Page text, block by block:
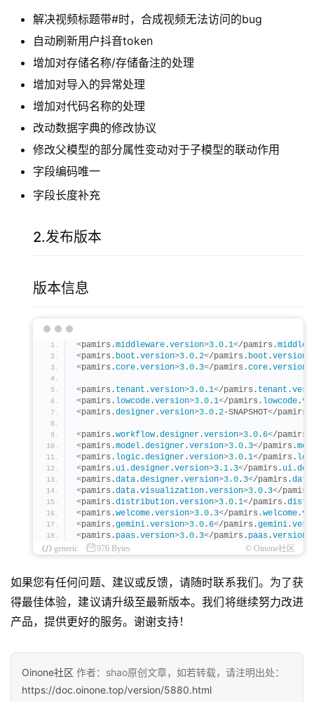
解决视频标题带#时，合成视频无法访问的bug
自动刷新用户抖音token
增加对存储名称/存储备注的处理
增加对导入的异常处理
增加对代码名称的处理
改动数据字典的修改协议
修改父模型的部分属性变动对于子模型的联动作用
字段编码唯一
字段长度补充
2.发布版本
版本信息
<pamirs.middleware .version>3.0 .1</pamirs.
<pamirs. boot .version>3.0 .2</pamirs. boot .version
<pamirs.core .version>3.0 . 3</pamirs.core .version
<pamirs. tenant .version>3.0 .1</pamirs. tenant .
<pamirs. lowcode .version>3.0 .1</pamirs. lowcode .
<pamirs.designer .version>3.0 .2-SNAPSHOT</pamirs.
<pamirs.workflow .designer .version>3.0 . 6</pamirs.
<pamirs.model .designer .version>3.0 . 3</pamirs.
<pamirs. logic .designer .version>3.0 .1</pamirs.
<pamirs. ui .designer .version>3.1 . 3</pamirs. ui .
<pamirs.data .designer .version>3.0 . 3</pamirs.data
<pamirs.data .visualization .version>3.0 . 3</
<pamirs.distribution .version>3.0 .1</pamirs.
<pamirs.welcome .version>3.0 . 3</pamirs.welcome .
<pamirs.gemini .version>3.0 . 6</pamirs.gemini .
<pamirs. paas .version>3.0 . 3</pamirs. paas .version
generic
976 Bytes © Oinone社区
如果您有任何问题、建议或反馈，请随时联系我们。为了获
得最佳体验，建议请升级至最新版本。我们将继续努力改进
产品，提供更好的服务。谢谢支持！
Oinone社区 作者：shao原创文章，如若转载，请注明出处：
https://doc.oinone.top/version/5880.html